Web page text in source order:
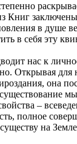
Книг заключены
в душе
в себя эту
нас к
Открывая для
она
–
полное
на